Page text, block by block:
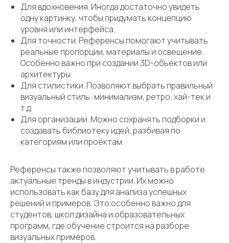
Для вдохновения. Иногда достаточно увидеть
одну картинку, чтобы придумать концепцию
уровня или интерфейса.
Для точности. Референсы помогают учитывать
реальные пропорции, материалы и освещение.
Особенно важно при создании 3D-объектов или
архитектуры.
Для стилистики. Позволяют выбрать правильный
визуальный стиль: минимализм, ретро, хай-тек и
т.д.
Для организации. Можно сохранять подборки и
создавать библиотеку идей, разбивая по
категориям или проектам.
Референсы также позволяют учитывать в работе
актуальные тренды в индустрии. Их можно
использовать как базу для анализа успешных
решений и примеров. Это особенно важно для
студентов, школ дизайна и образовательных
программ, где обучение строится на разборе
визуальных примеров.